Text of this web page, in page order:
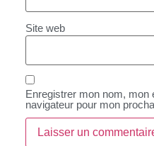
Site web
Enregistrer mon nom, mon
navigateur pour mon